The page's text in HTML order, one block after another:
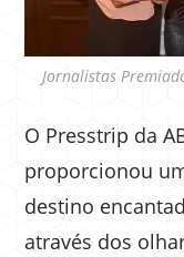
Jornalistas
O Presstrip da
proporcionou
destino
através dos